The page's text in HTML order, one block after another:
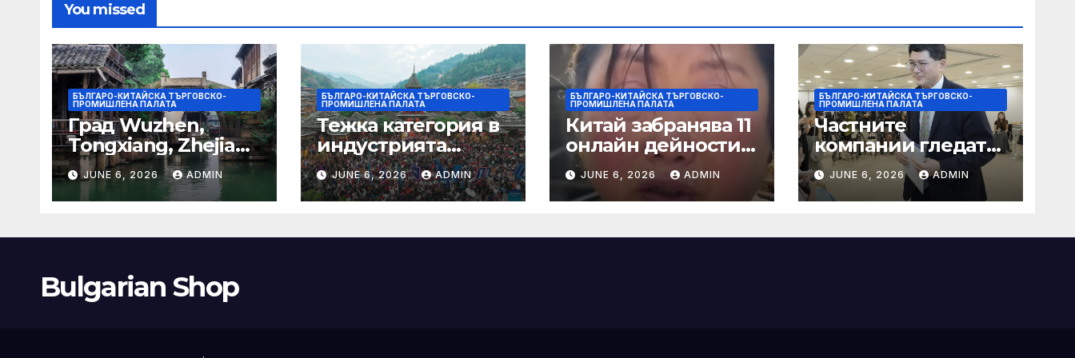
You missed
БЪЛГАРО-КИТАЙСКА ТЪРГОВСКО-
ПРОМИШЛЕНА ПАЛАТА
Град Wuzhen,
Tongxiang, Zhejiang
– Chinadaily.com.cn
JUNE 6, 2026 ADMIN
БЪЛГАРО-КИТАЙСКА ТЪРГОВСКО-
ПРОМИШЛЕНА ПАЛАТА
Тежка категория в
индустрията
стартира алианс за
космическа
слънчева енергия
JUNE 6, 2026 ADMIN
БЪЛГАРО-КИТАЙСКА ТЪРГОВСКО-
ПРОМИШЛЕНА ПАЛАТА
Китай забранява 11
онлайн дейности
при по-строги
правила за
ограничаване на
кибернасилницит
JUNE 6, 2026 ADMIN
БЪЛГАРО-КИТАЙСКА ТЪРГОВСКО-
ПРОМИШЛЕНА ПАЛАТА
Частните
компании гледат
на по-голяма роля
в стратегическата
енергетика
JUNE 6, 2026 ADMIN
Bulgarian Shop